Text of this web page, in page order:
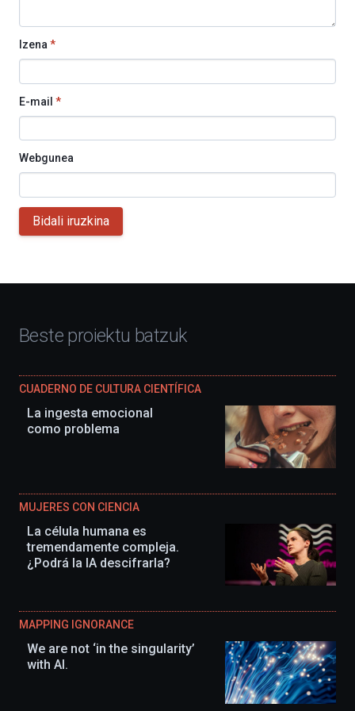
Izena*
E-mail *
Webgunea
Bidali iruzkina
Beste proiektu batzuk
CUADERNO DE CULTURA CIENTÍFICA
La ingesta emocional
como problema
MUJERES CON CIENCIA
La célula humana es
tremendamente compleja.
¿Podrá la IA descifrarla?
MAPPING IGNORANCE
We are not ‘in the singularity’
with AI.